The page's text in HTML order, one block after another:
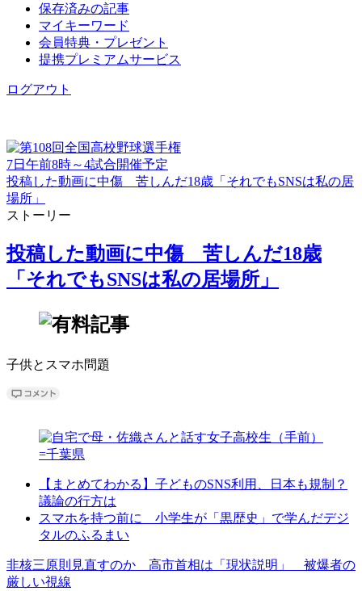
保存済みの記事
マイキーワード
会員特典・プレゼント
提携プレミアムサービス
ログアウト
7日午前8時～4試合開催予定
投稿した動画に中傷 苦しんだ18歳「それでもSNSは私の居
場所」
ストーリー
投稿した動画に中傷 苦しんだ18歳
「それでもSNSは私の居場所」
子供とスマホ問題
【まとめてわかる】子どものSNS利用、日本も規制？
議論の行方は
スマホを持つ前に 小学生が「黒歴史」で学んだデジ
タルのふるまい
非核三原則見直すのか 高市首相は「現状説明」 被爆者の
厳しい視線